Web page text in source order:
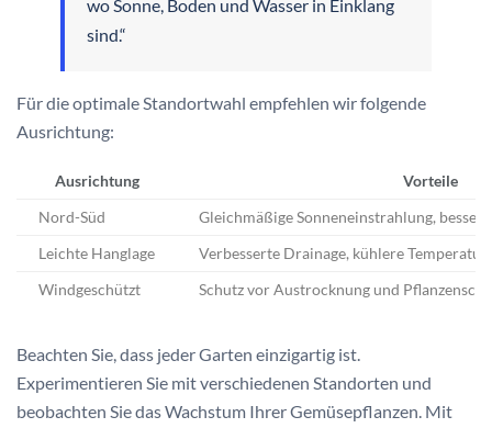
wo Sonne, Boden und Wasser in Einklang
sind.“
Für die optimale Standortwahl empfehlen wir folgende
Ausrichtung:
Ausrichtung Vorteile
Nord-Süd Gleichmäßige Sonneneinstrahlung,
Leichte Hanglage Verbesserte Drainage, kühlere
Windgeschützt Schutz vor Austrocknung und
Beachten Sie, dass jeder Garten einzigartig ist.
Experimentieren Sie mit verschiedenen Standorten und
beobachten Sie das Wachstum Ihrer Gemüsepflanzen. Mit